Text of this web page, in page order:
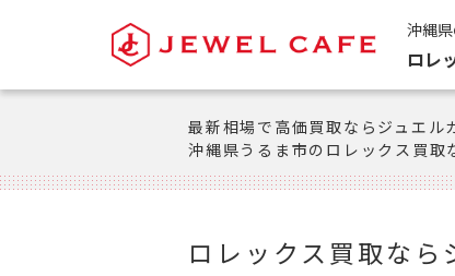
沖縄
ロレ
最新相場で高価買取ならジュエル
沖縄県うるま市のロレックス買取
ロレックス買取なら